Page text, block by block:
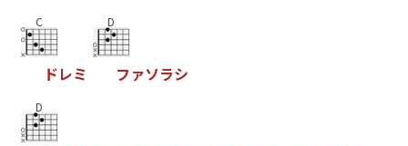
C
ドレミ
D
フ ァソラシ
D